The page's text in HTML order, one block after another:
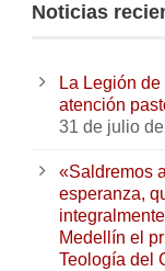
Noticias
La Legión
atención
31 de julio
«Saldremos
esperanza,
Medellín el
Teología del